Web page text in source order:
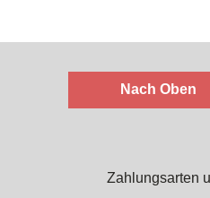
Nach Oben
Zahlungsarten